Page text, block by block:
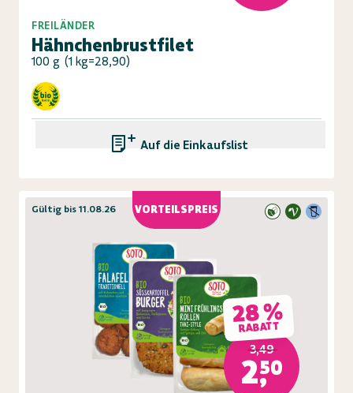
FREILÄNDER
Hähnchenbrustfilet
100 g (1 kg=28,90)
Auf die Einkaufsliste
VORTEILSPREIS
Gültig bis 11.08.26
28 %
RABATT
3,49
2,50